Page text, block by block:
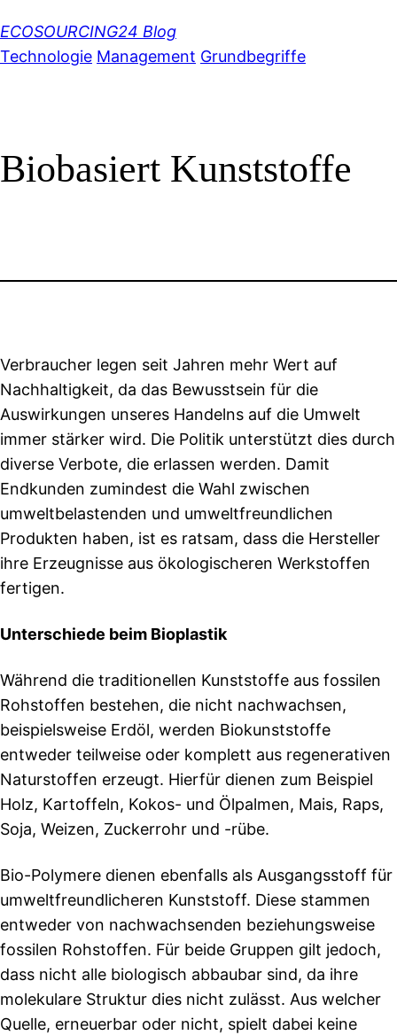
Inhalt
springen
ECOSOURCING24 Blog
Technologie Management Grundbegriffe
Biobasiert Kunststoffe
Verbraucher legen seit Jahren mehr Wert auf
Nachhaltigkeit, da das Bewusstsein für die
Auswirkungen unseres Handelns auf die Umwelt
immer stärker wird. Die Politik unterstützt dies durch
diverse Verbote, die erlassen werden. Damit
Endkunden zumindest die Wahl zwischen
umweltbelastenden und umweltfreundlichen
Produkten haben, ist es ratsam, dass die Hersteller
ihre Erzeugnisse aus ökologischeren Werkstoffen
fertigen.
Unterschiede beim Bioplastik
Während die traditionellen Kunststoffe aus fossilen
Rohstoffen bestehen, die nicht nachwachsen,
beispielsweise Erdöl, werden Biokunststoffe
entweder teilweise oder komplett aus regenerativen
Naturstoffen erzeugt. Hierfür dienen zum Beispiel
Holz, Kartoffeln, Kokos- und Ölpalmen, Mais, Raps,
Soja, Weizen, Zuckerrohr und -rübe.
Bio-Polymere dienen ebenfalls als Ausgangsstoff für
umweltfreundlicheren Kunststoff. Diese stammen
entweder von nachwachsenden beziehungsweise
fossilen Rohstoffen. Für beide Gruppen gilt jedoch,
dass nicht alle biologisch abbaubar sind, da ihre
molekulare Struktur dies nicht zulässt. Aus welcher
Quelle, erneuerbar oder nicht, spielt dabei keine